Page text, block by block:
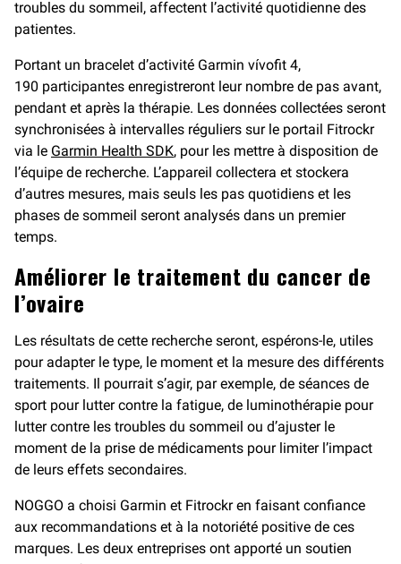
troubles du sommeil, affectent l’activité quotidienne des
patientes.
Portant un bracelet d’activité Garmin vívofit 4,
190 participantes enregistreront leur nombre de pas avant,
pendant et après la thérapie. Les données collectées seront
synchronisées à intervalles réguliers sur le portail Fitrockr
via le Garmin Health SDK, pour les mettre à disposition de
l’équipe de recherche. L’appareil collectera et stockera
d’autres mesures, mais seuls les pas quotidiens et les
phases de sommeil seront analysés dans un premier
temps.
Améliorer le traitement du cancer de
l’ovaire
Les résultats de cette recherche seront, espérons-le, utiles
pour adapter le type, le moment et la mesure des différents
traitements. Il pourrait s’agir, par exemple, de séances de
sport pour lutter contre la fatigue, de luminothérapie pour
lutter contre les troubles du sommeil ou d’ajuster le
moment de la prise de médicaments pour limiter l’impact
de leurs effets secondaires.
NOGGO a choisi Garmin et Fitrockr en faisant confiance
aux recommandations et à la notoriété positive de ces
marques. Les deux entreprises ont apporté un soutien